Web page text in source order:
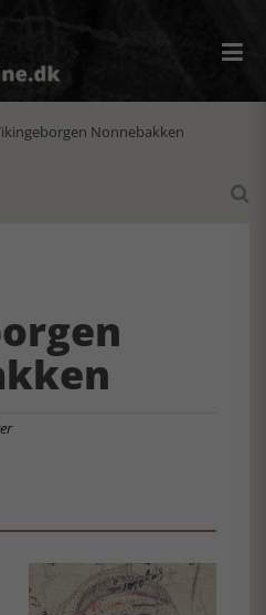
Nonnebakken
